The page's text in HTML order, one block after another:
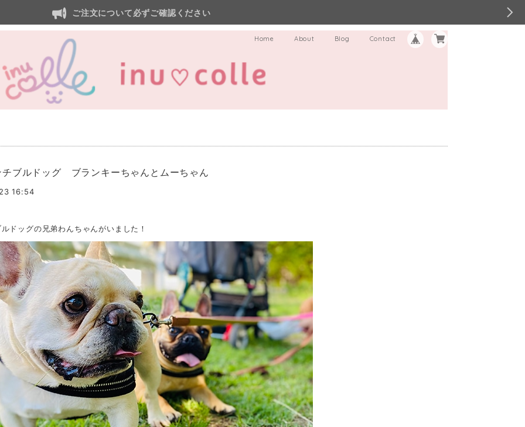
ご注文について必ずご確認ください
Home About Blog Contact
チブルドッグ ブランキーちゃんとムーちゃん
16:54
ドッグの兄弟わんちゃんがいました！